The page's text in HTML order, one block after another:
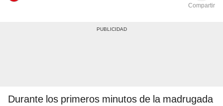
Compartir
Durante los primeros minutos de la madrugada